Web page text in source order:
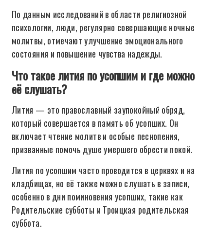
По данным исследований в области религиозной
психологии, люди, регулярно совершающие ночные
молитвы, отмечают улучшение эмоционального
состояния и повышение чувства надежды.
Что такое лития по усопшим и где можно
её слушать?
Лития — это православный заупокойный обряд,
который совершается в память об усопших. Он
включает чтение молитв и особые песнопения,
призванные помочь душе умершего обрести покой.
Лития по усопшим часто проводится в церквях и на
кладбищах, но её также можно слушать в записи,
особенно в дни поминовения усопших, такие как
Родительские субботы и Троицкая родительская
суббота.